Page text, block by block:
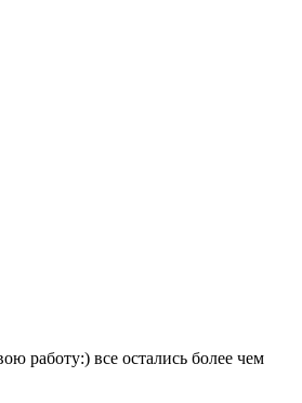
работу:) все остались более чем